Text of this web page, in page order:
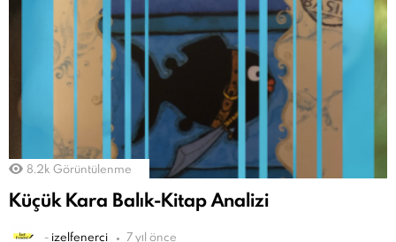
8.2k Görüntülenme
Küçük Kara Balık-Kitap Analizi
- izelfenerci 7 yıl önce